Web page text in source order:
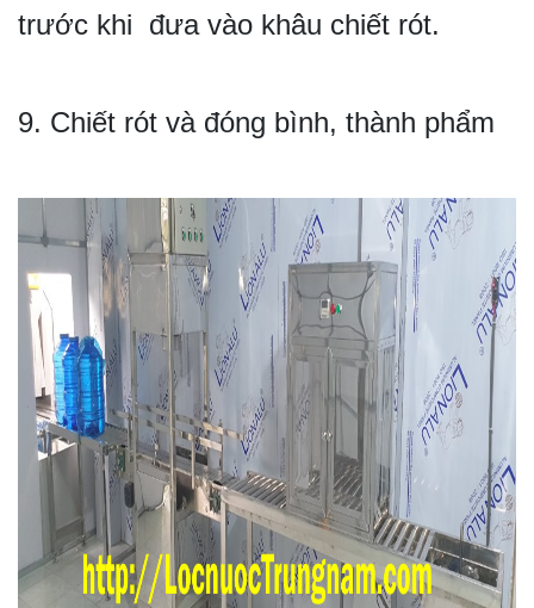
trước khi đưa vào khâu chiết rót.
9. Chiết rót và đóng bình, thành phẩm